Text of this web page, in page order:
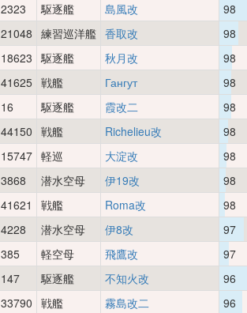
2323
駆逐艦 島風改
98
21048 練習巡洋艦 香取改
98
18623 駆逐艦 秋月改
98
41625 戦艦 Гангут
98
16
駆逐艦 霞改二
98
44150 戦艦 Richelieu改
98
15747 軽巡 大淀改
98
3868
潜水空母 伊19改
98
41621
戦艦 Roma改
98
4228
潜水空母 伊8改
97
385
軽空母 飛鷹改
97
147
駆逐艦 不知火改
96
33790 戦艦 霧島改二
96